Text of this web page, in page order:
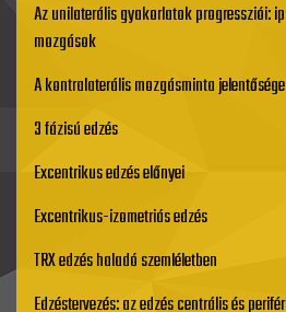
Az unilaterális gyakorlatok progressziói:
mozgások
A kontralaterális mozgásminta jelentősége
3 fázisú edzés
Excentrikus edzés előnyei
Excentrikus-izometriás edzés
TRX edzés haladó szemléletben
Edzéstervezés: az edzés centrális és